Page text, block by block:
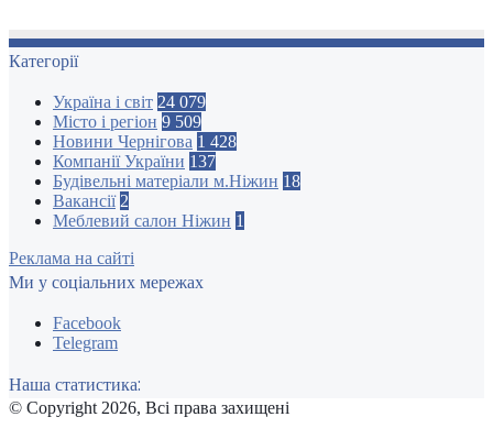
Категорії
Україна і світ 24 079
Місто і регіон 9 509
Новини Чернігова 1 428
Компанії України 137
Будівельні матеріали м.Ніжин 18
Вакансії 2
Меблевий салон Ніжин 1
Реклама на сайті
Ми у соціальних мережах
Facebook
Telegram
Наша статистика:
© Copyright 2026, Всі права захищені